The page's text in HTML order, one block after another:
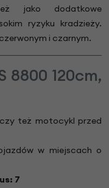
jako dodatkowe
ryzyku kradzieży.
i czarnym.
8800 120cm,
też motocykl przed
w miejscach o
7